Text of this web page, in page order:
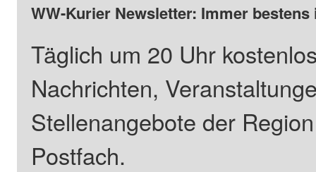
WW-Kurier Newsletter: Immer
Täglich um 20 Uhr
Nachrichten,
Stellenangebote der
Postfach.